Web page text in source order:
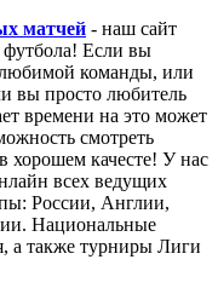
матчей - наш сайт
футбола! Если вы
команды, или
вы просто любитель
времени на это может
смотреть
хорошем качесте! У нас
всех ведущих
России, Англии,
Национальные
а также турниры Лиги